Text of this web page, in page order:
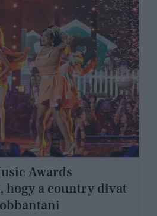
Awards
hogy a country divat